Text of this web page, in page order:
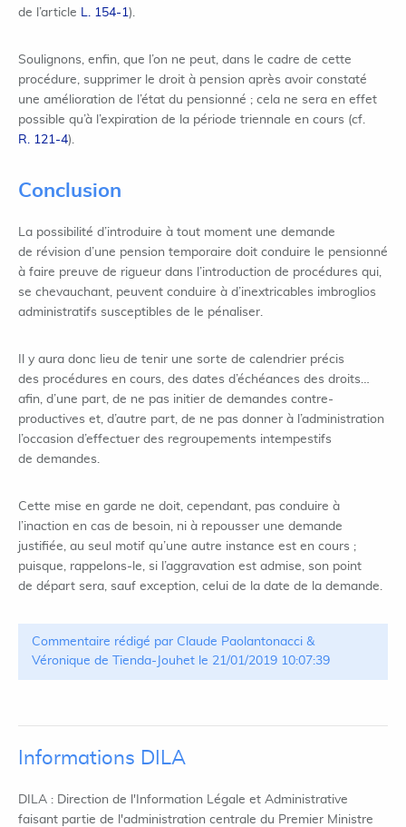
de l’article L. 154-1).
Soulignons, enfin, que l’on ne peut, dans le cadre de cette
procédure, supprimer le droit à pension après avoir constaté
une amélioration de l’état du pensionné ; cela ne sera en effet
possible qu’à l’expiration de la période triennale en cours (cf.
R. 121-4).
Conclusion
La possibilité d’introduire à tout moment une demande
de révision d’une pension temporaire doit conduire le pensionné
à faire preuve de rigueur dans l’introduction de procédures qui,
se chevauchant, peuvent conduire à d’inextricables imbroglios
administratifs susceptibles de le pénaliser.
Il y aura donc lieu de tenir une sorte de calendrier précis
des procédures en cours, des dates d’échéances des droits…
afin, d’une part, de ne pas initier de demandes contre-
productives et, d’autre part, de ne pas donner à l’administration
l’occasion d’effectuer des regroupements intempestifs
de demandes.
Cette mise en garde ne doit, cependant, pas conduire à
l’inaction en cas de besoin, ni à repousser une demande
justifiée, au seul motif qu’une autre instance est en cours ;
puisque, rappelons-le, si l’aggravation est admise, son point
de départ sera, sauf exception, celui de la date de la demande.
Commentaire rédigé par Claude Paolantonacci &
Véronique de Tienda-Jouhet le 21/01/2019 10:07:39
Informations DILA
DILA : Direction de l'Information Légale et Administrative
faisant partie de l'administration centrale du Premier Ministre